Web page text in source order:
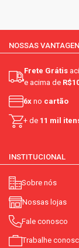
NOSSAS
Frete Grátis
e acima de
6x no cartão
+ de 11 mil
INSTITUCIONAL
Sobre nós
Nossas lojas
Fale conosco
Trabalhe